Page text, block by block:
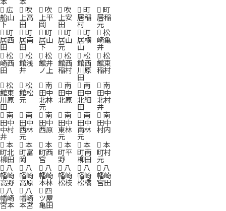
広
船山
下
吹
上高
田
吹
上平
岡
吹
上安
田
町
居稲
村
町
居稲
元
町
居西
田
町
居南
田
町
居山
下
町
居山
元
町
居横
山
松
崎亀
井
松
崎西
田
松
館浅
井
松
館井
ノ上
松
館西
稲村
松
館西
川原
田
松
館東
稲村
松
館東
川原
田
松
館松
元
南
田中
北林
元
南
田中
北原
南
田中
北細
田
南
田中
北村
井
南
田中
中村
井
南
田中
西林
元
南
田中
西原
南
田中
東林
元
南
田中
南林
元
南
田中
村内
本
町北
柳田
本
町富
岡
本
町西
宮
本
町平
野
本
町南
柳田
本
町村
元
八
幡崎
高野
八
幡崎
高原
八
幡崎
本林
八
幡崎
松枝
八
幡崎
松橋
八
幡崎
宮田
八
幡崎
宮本
八
幡崎
本宮
四
ツ屋
亀田